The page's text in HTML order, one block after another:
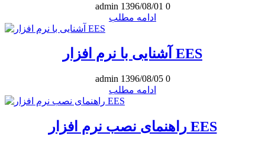
admin 1396/08/01 0
ادامه مطلب
آشنایی با نرم افزار EES
admin 1396/08/05 0
ادامه مطلب
راهنمای نصب نرم افزار EES